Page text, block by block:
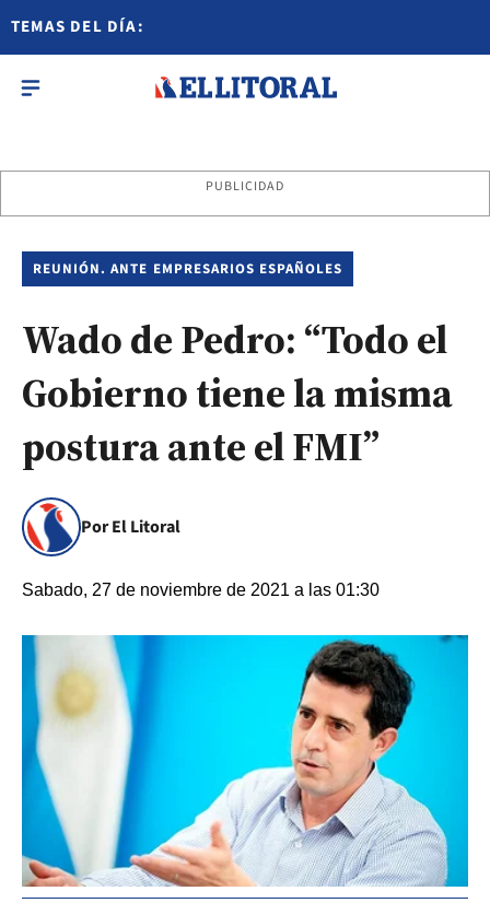
TEMAS DEL DÍA:
PUBLICIDAD
REUNIÓN. ANTE EMPRESARIOS ESPAÑOLES
Wado de Pedro: “Todo el
Gobierno tiene la misma
postura ante el FMI”
Por El Litoral
Sabado, 27 de noviembre de 2021 a las 01:30